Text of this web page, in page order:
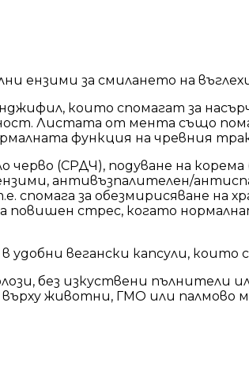
ензими за смилането на
които спомагат за
Листата от мента също
функция на чревния
(СРДЧ), подуване на корема
антивъзпалителен/
за обезмирисяване на
повишен стрес, когато
удобни вегански капсули, които
без изкуствени пълнители
животни, ГМО или палмово